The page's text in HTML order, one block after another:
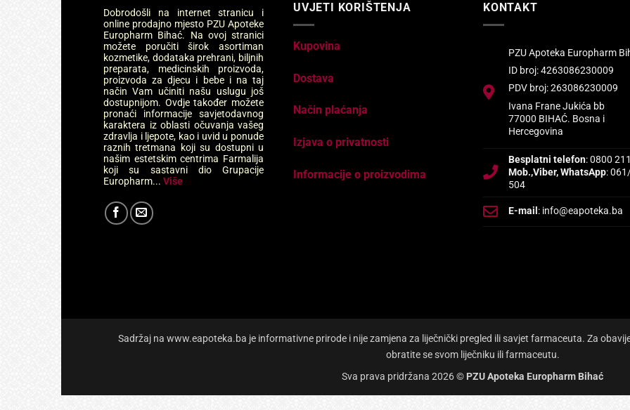
Dobrodošli na internet stranicu i
online prodajno mjesto PZU Apoteke
Europharm Bihać. Na ovoj stranici
možete poručiti širok asortiman
kozmetike, dodataka prehrani, biljnih
preparata, medicinskih proizvoda,
proizvoda za djecu i bebe i na taj
način Vam učiniti našu uslugu još
dostupnijom. Ovdje također možete
pronaći informacije savjetodavnog
karaktera iz oblasti očuvanja vašeg
zdravlja i ljepote, kao i uvid u ponude
raznih tretmana koji su dostupni u
našim estetskim centrima Farmalija
koji su sastavni dio Grupacije
Europharm... Više
UVJETI KORIŠTENJA
Kupovina
Dostava
Način plaćanja
Izjava o privatnosti
Informacije o proizvodima
KONTAKT
PZU Apoteka Europharm
ID broj: 4263086230009
PDV broj: 263086230009
Ivana Frane Jukića bb
77000 BIHAĆ. Bosna i
Hercegovina
Besplatni telefon: 0800
Mob.,Viber, WhatsApp:
504
E-mail : info@eapoteka.ba
Sadržaj na www.eapoteka.ba je informativne prirode i nije zamjena za liječnički pregled ili savjet farmaceuta. Za
obratite se svom liječniku ili farmaceutu.
Sva prava pridržana 2026 © PZU Apoteka Europharm Bihać